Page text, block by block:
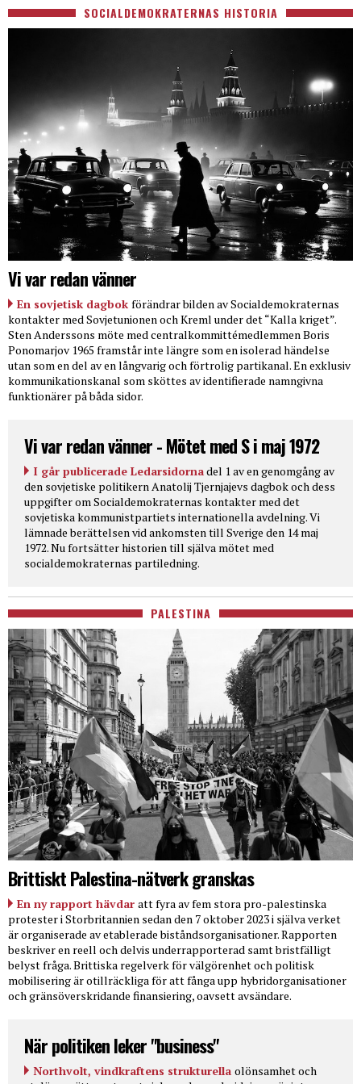
SOCIALDEMOKRATERNAS HISTORIA
Vi var redan vänner
En sovjetisk dagbok förändrar bilden av Socialdemokraternas
kontakter med Sovjetunionen och Kreml under det “Kalla kriget”.
Sten Anderssons möte med centralkommittémedlemmen Boris
Ponomarjov 1965 framstår inte längre som en isolerad händelse
utan som en del av en långvarig och förtrolig partikanal. En exklusiv
kommunikationskanal som sköttes av identifierade namngivna
funktionärer på båda sidor.
Vi var redan vänner - Mötet med S i maj 1972
I går publicerade Ledarsidornadel 1 av en genomgång av
den sovjetiske politikern Anatolij Tjernjajevs dagbok och dess
uppgifter om Socialdemokraternas kontakter med det
sovjetiska kommunistpartiets internationella avdelning. Vi
lämnade berättelsen vid ankomsten till Sverige den 14 maj
1972. Nu fortsätter historien till själva mötet med
socialdemokraternas partiledning.
PALESTINA
Brittiskt Palestina-nätverk granskas
En ny rapport hävdar att fyra av fem stora pro-palestinska
protester i Storbritannien sedan den 7 oktober 2023 i själva verket
är organiserade av etablerade biståndsorganisationer. Rapporten
beskriver en reell och delvis underrapporterad samt bristfälligt
belyst fråga. Brittiska regelverk för välgörenhet och politisk
mobilisering är otillräckliga för att fånga upp hybridorganisationer
och gränsöverskridande finansiering, oavsett avsändare.
När politiken leker "business"
Northvolt, vindkraftens strukturella olönsamhet och